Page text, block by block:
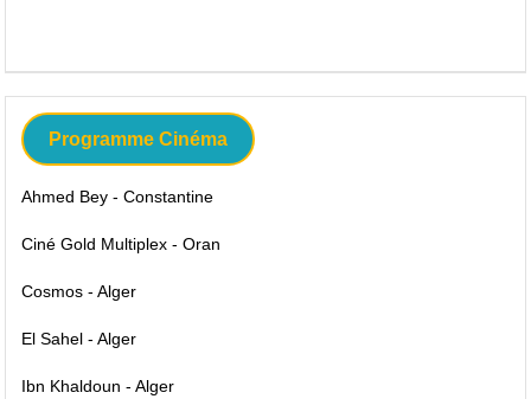
Programme Cinéma
Ahmed Bey - Constantine
Ciné Gold Multiplex - Oran
Cosmos - Alger
El Sahel - Alger
Ibn Khaldoun - Alger